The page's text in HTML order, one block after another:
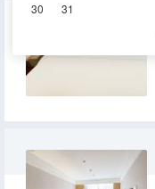
30 31